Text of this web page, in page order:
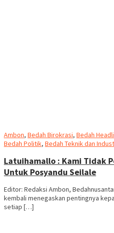
Ambon, Bedah Birokrasi, Bedah
Bedah Politik, Bedah Teknik dan
Latuihamallo : Kami Tidak
Untuk Posyandu Seilale
Editor: Redaksi Ambon,
kembali menegaskan pentingnya
setiap […]